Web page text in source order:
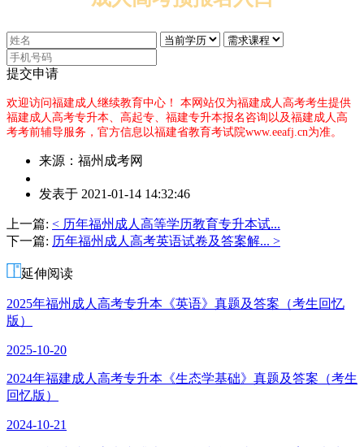
提交申请
欢迎访问福建成人继续教育中心！ 本网站仅为福建成人高考考生提供
福建成人高考专升本、高起专、福建专升本报名咨询以及福建成人高
考考前辅导服务，官方信息以福建省教育考试院www.eeafj.cn为准。
来源：福州成考网
者：
老
师
发表于 2021-01-14 14:32:46
上一篇: < 历年福州成人高等学历教育专升本试...
下一篇: 历年福州成人高考英语试卷及答案解... >
延伸阅读
2025年福州成人高考专升本《英语》真题及答案（考生回忆
版）
2025-10-20
2024年福建成人高考专升本《生态学基础》真题及答案（考生
回忆版）
2024-10-21